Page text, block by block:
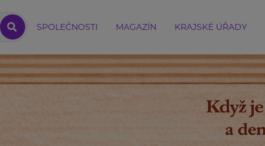
SPOLEČNOSTI MAGAZÍN KRAJSKÉ ÚŘADY